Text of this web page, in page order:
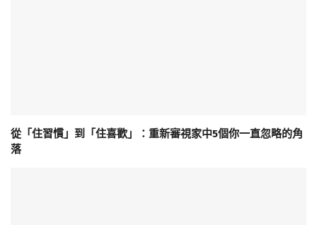
從「住習慣」到「住喜歡」：重新審視家中5個你一直忽略的角
落